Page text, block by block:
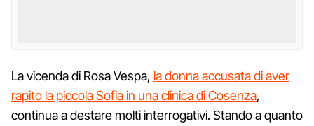
La vicenda di Rosa Vespa, la donna accusata di aver
rapito la piccola Sofia in una clinica di Cosenza,
continua a destare molti interrogativi. Stando a quanto